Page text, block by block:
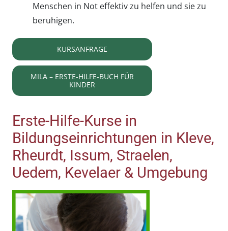
Menschen in Not effektiv zu helfen und sie zu
beruhigen.
KURSANFRAGE
MILA – ERSTE-HILFE-BUCH FÜR
KINDER
Erste-Hilfe-Kurse in
Bildungseinrichtungen in Kleve,
Rheurdt, Issum, Straelen,
Uedem, Kevelaer & Umgebung